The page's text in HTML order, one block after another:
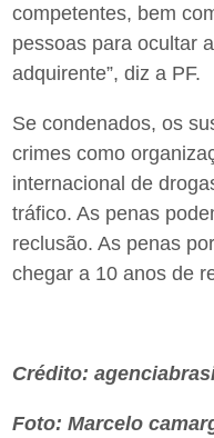
competentes, bem
pessoas para ocultar
adquirente”, diz a PF.
Se condenados, os
crimes como
internacional de
tráfico. As penas
reclusão. As penas
chegar a 10 anos de
Crédito:
Foto: Marcelo